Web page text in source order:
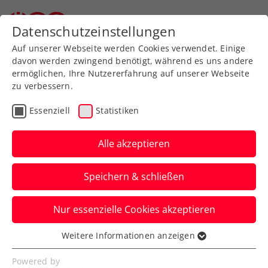
Zurück zur Newsübersicht
VR-Tennis
Österreichs Tenniselite
bei den win2day Open
Tennis
Staatsmeisterschaften
In Oberpullendorf schlagen heuer unter
Datenschutzeinstellungen
Auf unserer Webseite werden Cookies verwendet. Einige
davon werden zwingend benötigt, während es uns andere
ermöglichen, Ihre Nutzererfahrung auf unserer Webseite
zu verbessern.
Essenziell Statistiken
Alle akzeptieren
Speichern & schließen
Nur essenzielle Cookies akzeptieren
Essenziell
Essenzielle Cookies werden für grundlegende
Weitere Informationen anzeigen
Powered by